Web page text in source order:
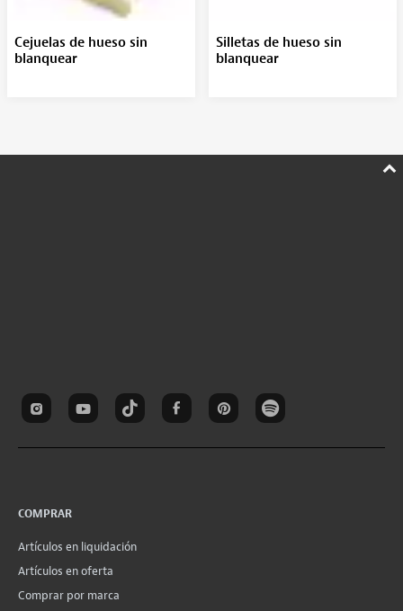
Cejuelas de hueso sin
blanquear
Silletas de hueso sin
blanquear
COMPRAR
Artículos en liquidación
Artículos en oferta
Comprar por marca